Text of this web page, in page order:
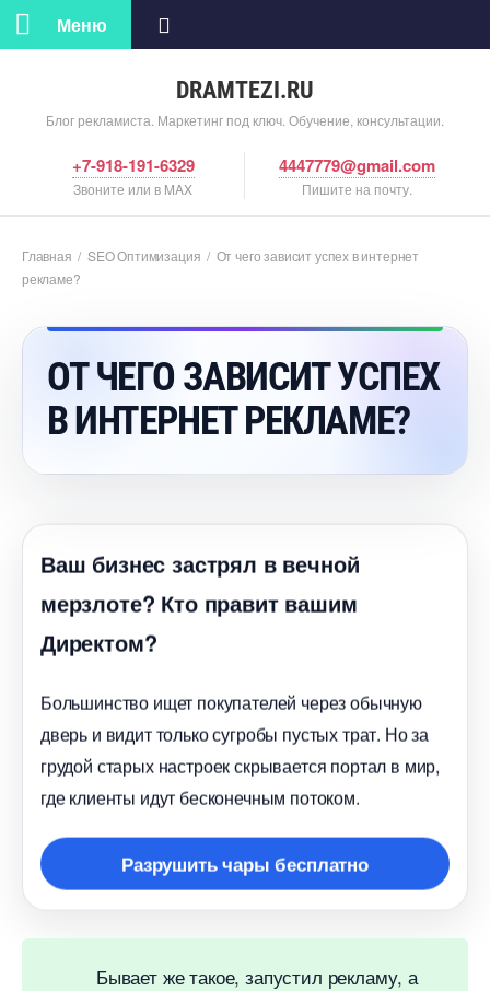
DRAMTEZI.RU
Блог рекламиста. Маркетинг под ключ. Обучение, консультации.
Меню
+7-918-191-6329
Звоните или в MAX
4447779@gmail.com
Пишите на почту.
Главная / SEO Оптимизация / От чего зависит успех в интернет
рекламе?
ОТ ЧЕГО ЗАВИСИТ УСПЕХ
ИНТЕРНЕТ РЕКЛАМЕ?
аш бизнес застрял в вечной
мерзлоте? Кто правит вашим
Директом?
Большинство ищет покупателей через обычную
дверь и видит только сугробы пустых трат. Но за
рудой старых настроек скрывается портал в мир,
де клиенты идут бесконечным потоком.
Разрушить чары бесплатно
Бывает же такое, запустил рекламу, а